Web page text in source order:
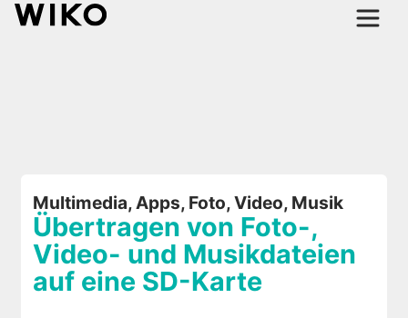
Multimedia, Apps, Foto, Video, Musik
Übertragen von Foto-,
Video- und Musikdateien
auf eine SD-Karte